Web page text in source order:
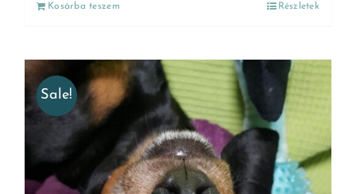
Kosárba teszem Részletek
Sale!